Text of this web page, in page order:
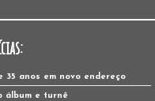
35 anos em novo endereço
álbum e turnê